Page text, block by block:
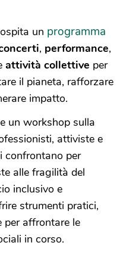
un programma
, performance,
attività collettive per
il pianeta, rafforzare
impatto.
un workshop sulla
attiviste e
confrontano per
alle fragilità del
inclusivo e
strumenti pratici,
per affrontare le
in corso.